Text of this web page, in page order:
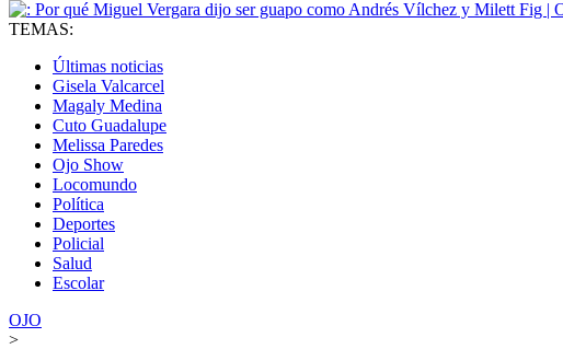
TEMAS:
Últimas noticias
Gisela Valcarcel
Magaly Medina
Cuto Guadalupe
Melissa Paredes
Ojo Show
Locomundo
Política
Deportes
Policial
Salud
Escolar
OJO
>